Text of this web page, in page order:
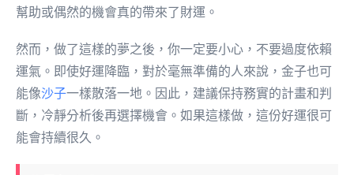
幫助或偶然的機會真的帶來了財運。
然而，做了這樣的夢之後，你一定要小心，不要過度依賴
運氣。即使好運降臨，對於毫無準備的人來說，金子也可
能像沙子一樣散落一地。因此，建議保持務實的計畫和判
斷，冷靜分析後再選擇機會。如果這樣做，這份好運很可
能會持續很久。